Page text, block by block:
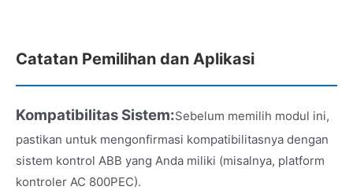
Catatan Pemilihan dan Aplikasi
Kompatibilitas Sistem:Sebelum memilih modul ini,
pastikan untuk mengonfirmasi kompatibilitasnya dengan
sistem kontrol ABB yang Anda miliki (misalnya, platform
kontroler AC 800PEC).